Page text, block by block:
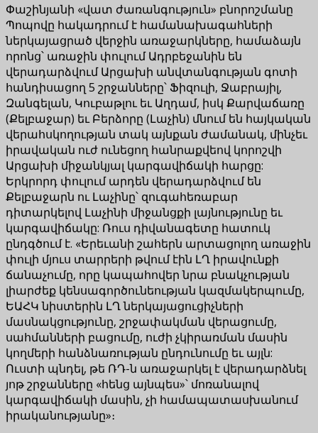
Փաշինյանի «վատ ժառանգություն» բնորոշմանը
Պոպովը հակադրում է համանախագահների
ներկայացրած վերջին առաջարկները, համաձայն
որոնց՝ առաջին փուլում Ադրբեջանին են
վերադարձվում Արցախի անվտանգության գոտի
հանդիսացող 5 շրջանները՝ Ֆիզուլի, Ջաբրայիլ,
Զանգելան, Կուբաթլու եւ Աղդամ, իսկ Քարվաճառը
(Քելբաջար) եւ Բերձորը (Լաչին) մնում են հայկական
վերահսկողության տակ այնքան ժամանակ, մինչեւ
իրավական ուժ ունեցող հանրաքվեով կորոշվի
Արցախի միջանկյալ կարգավիճակի հարցը:
Երկրորդ փուլում արդեն վերադարձվում են
Քելբաջարն ու Լաչինը՝ զուգահեռաբար
դիտարկելով Լաչինի միջանցքի լայնությունը եւ
կարգավիճակը: Ռուս դիվանագետը հատուկ
ընդգծում է. «Երեւանի շահերն արտացոլող առաջին
փուլի մյուս տարրերի թվում էին ԼՂ իրավունքի
ճանաչումը, որը կապահովեր նրա բնակչության
լիարժեք կենսագործունեության կազմակերպումը,
ԵԱՀԿ նիստերին ԼՂ ներկայացուցիչների
մասնակցությունը, շրջափակման վերացումը,
սահմանների բացումը, ուժի չկիրառման մասին
կողմերի հանձնառության ընդունումը եւ այլն:
Ուստի պնդել, թե ՌԴ-ն առաջարկել է վերադարձնել
յոթ շրջանները «հենց այնպես»՝ մոռանալով
կարգավիճակի մասին, չի համապատասխանում
իրականությանը»։